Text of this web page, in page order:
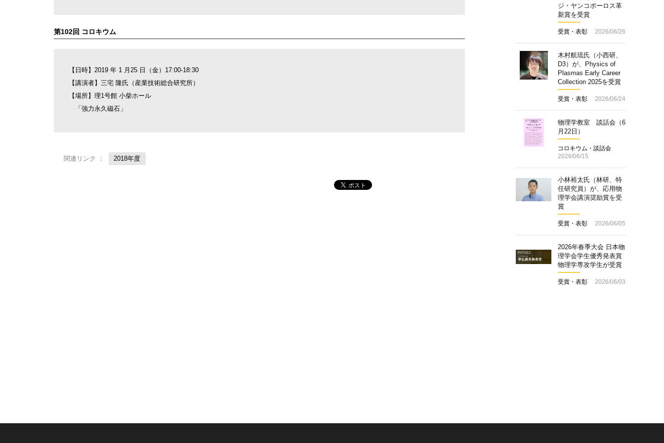
第102回 コロキウム
【日時】2019 年 1 月25 日（金）17:00-18:30
【講演者】三宅 隆氏（産業技術総合研究所）
【場所】理1号館 小柴ホール
「強力永久磁石」
関連リンク ： 2018年度
ジ・ヤンコポーロス革
新賞を受賞
受賞・表彰 2026/06/26
木村航琉氏（小西研、
D3）が、Physics of
Plasmas Early Career
Collection 2025を受賞
受賞・表彰 2026/06/24
物理学教室 談話会（6
月22日）
コロキウム・談話会
2026/06/15
小林裕太氏（林研、特
任研究員）が、応用物
理学会講演奨励賞を受
賞
受賞・表彰 2026/06/05
2026年春季大会 日本物
理学会学生優秀発表賞
物理学専攻学生が受賞
受賞・表彰 2026/06/03